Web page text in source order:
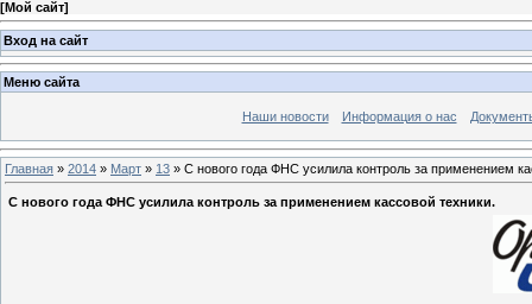
[Мой сайт]
Вход на сайт
Меню сайта
Наши новости Информация о нас
Главная » 2014 » Март » 13 » С нового года ФНС усилила контроль за применением
С нового года ФНС усилила контроль за применением кассовой техники.